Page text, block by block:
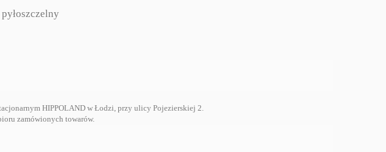
HIPPOLAND w Łodzi, przy ulicy Pojezierskiej 2.
zamówionych towarów.